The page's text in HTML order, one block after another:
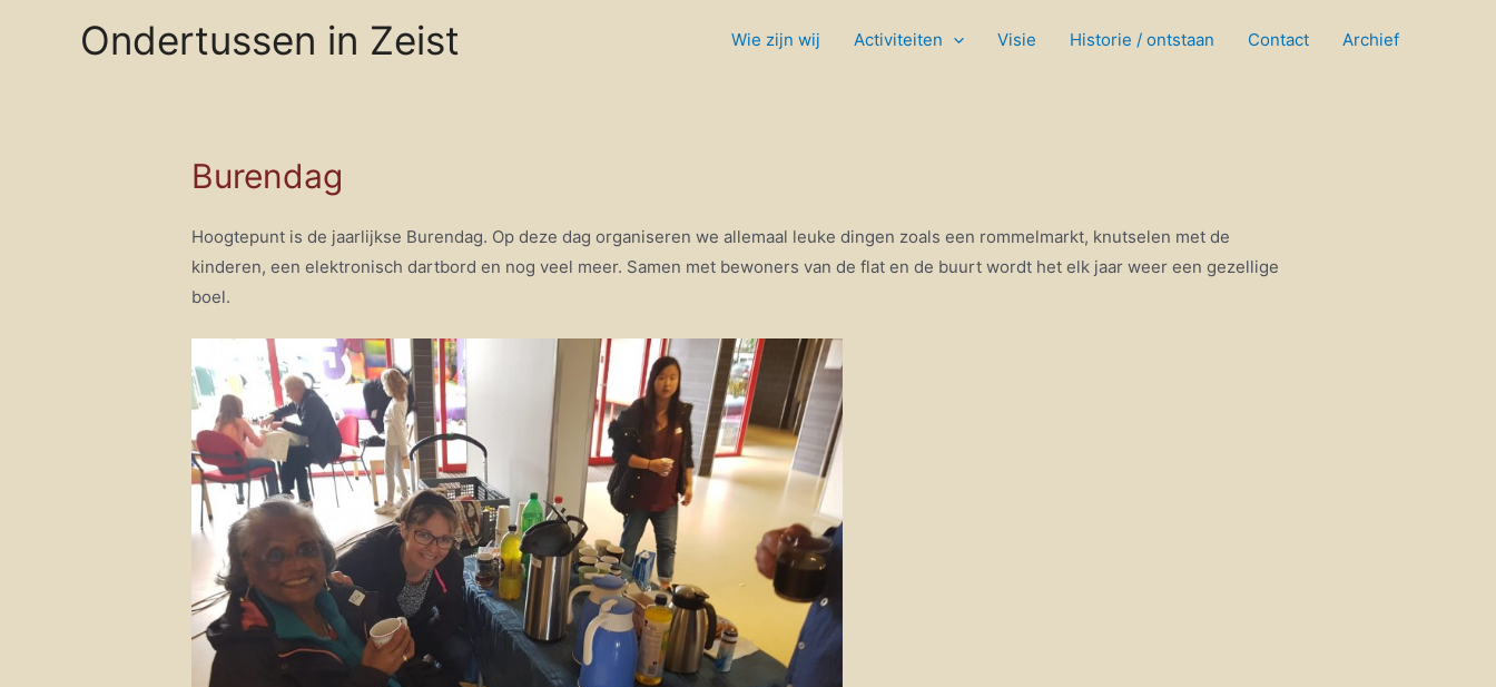
Ondertussen in Zeist Wie zijn wij Activiteiten Visie Historie / ontstaan Contact Archief
Burendag
Hoogtepunt is de jaarlijkse Burendag. Op deze dag organiseren we allemaal leuke dingen zoals een rommelmarkt, knutselen met de
kinderen, een elektronisch dartbord en nog veel meer. Samen met bewoners van de flat en de buurt wordt het elk jaar weer een gezellige
boel.